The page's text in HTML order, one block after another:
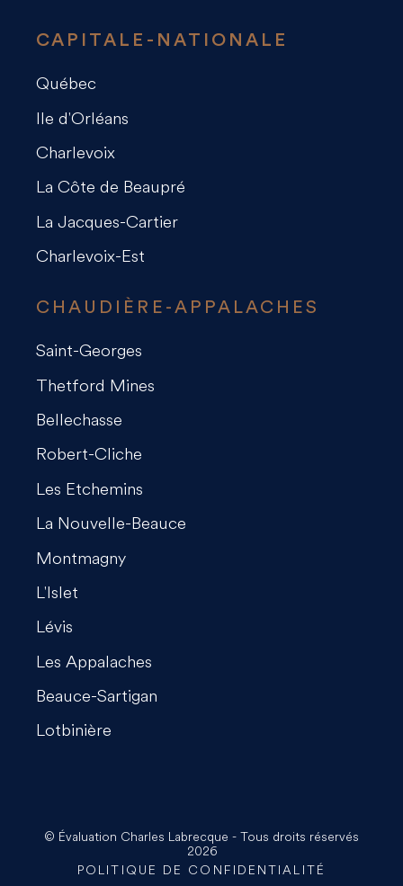
CAPITALE-NATIONALE
Québec
Ile d'Orléans
Charlevoix
La Côte de Beaupré
La Jacques-Cartier
Charlevoix-Est
CHAUDIÈRE-APPALACHES
Saint-Georges
Thetford Mines
Bellechasse
Robert-Cliche
Les Etchemins
La Nouvelle-Beauce
Montmagny
L'Islet
Lévis
Les Appalaches
Beauce-Sartigan
Lotbinière
© Évaluation Charles Labrecque - Tous droits réservés
2026
POLITIQUE DE CONFIDENTIALITÉ